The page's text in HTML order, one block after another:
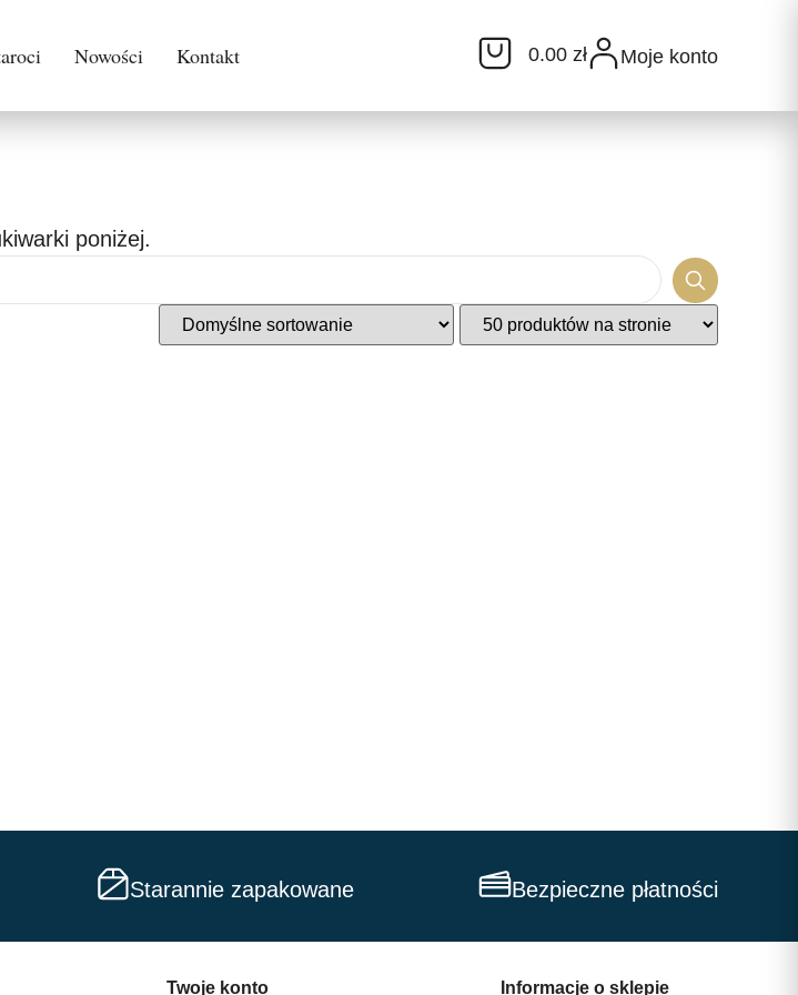
Nowości Kontakt 0.00 zł Moje konto
poniżej.
Starannie zapakowane Bezpieczne płatności
Twoje konto Informacje o sklepie